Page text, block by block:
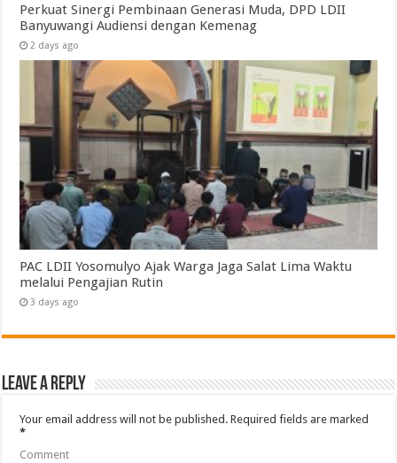
Perkuat Sinergi Pembinaan Generasi Muda, DPD LDII
Banyuwangi Audiensi dengan Kemenag
2 days ago
PAC LDII Yosomulyo Ajak Warga Jaga Salat Lima Waktu
melalui Pengajian Rutin
3 days ago
Leave a Reply
Your email address will not be published. Required fields are marked
*
Comment